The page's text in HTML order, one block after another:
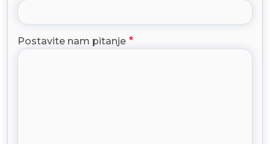
Postavite nam pitanje